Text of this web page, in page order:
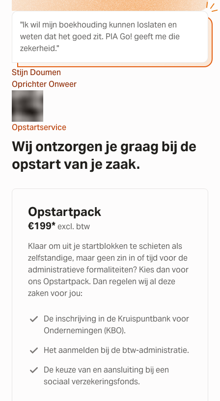
"Ik wil mijn boekhouding kunnen loslaten en
weten dat het goed zit. PIA Go! geeft me die
zekerheid."
Stijn Doumen
Oprichter Onweer
Opstartservice
Wij ontzorgen je graag bij de
opstart van je zaak.
Opstartpack
€199*excl. btw
Klaar om uit je startblokken te schieten als
zelfstandige, maar geen zin in of tijd voor de
administratieve formaliteiten? Kies dan voor
ons Opstartpack. Dan regelen wij al deze
zaken voor jou:
De inschrijving in de Kruispuntbank voor
Ondernemingen (KBO).
Het aanmelden bij de btw-administratie.
De keuze van en aansluiting bij een
sociaal verzekeringsfonds.